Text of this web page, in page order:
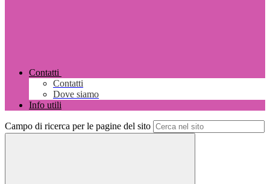
Contatti
Contatti
Dove siamo
Info utili
Campo di ricerca per le pagine del sito